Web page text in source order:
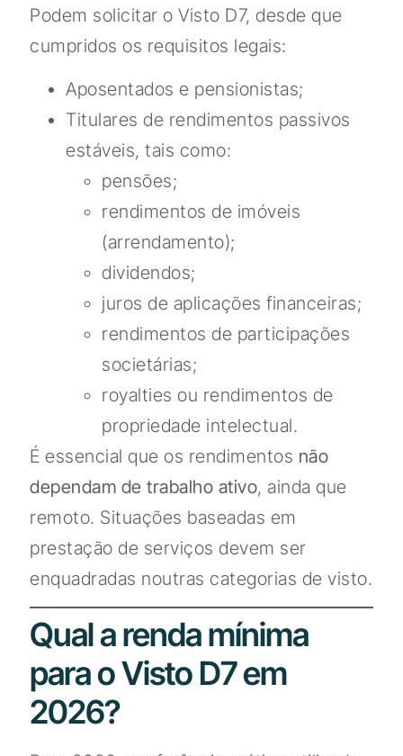
Podem solicitar o Visto D7, desde que
cumpridos os requisitos legais:
Aposentados e pensionistas;
Titulares de rendimentos passivos
estáveis, tais como:
pensões;
rendimentos de imóveis
(arrendamento);
dividendos;
juros de aplicações financeiras;
rendimentos de participações
societárias;
royalties ou rendimentos de
propriedade intelectual.
É essencial que os rendimentos não
dependam de trabalho ativo, ainda que
remoto. Situações baseadas em
prestação de serviços devem ser
enquadradas noutras categorias de visto.
Qual a renda mínima
para o Visto D7 em
2026?